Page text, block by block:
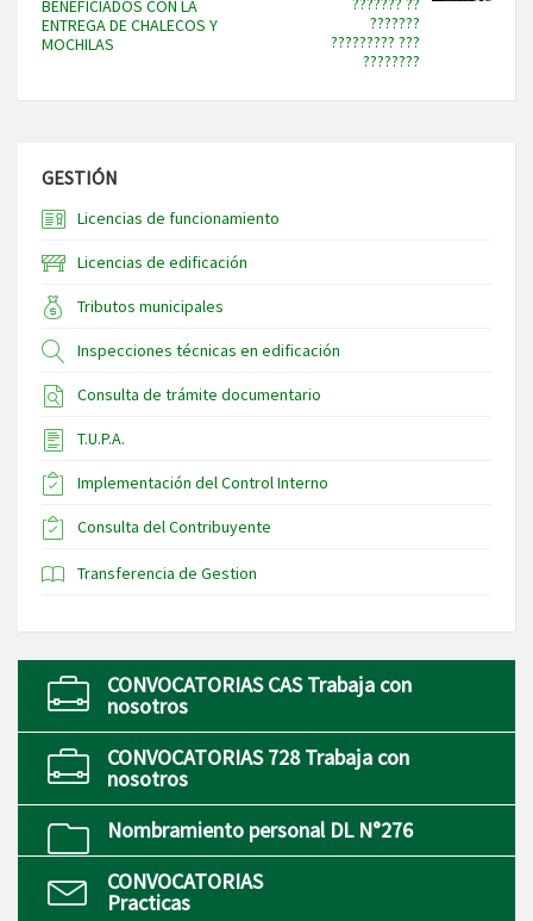
BENEFICIADOS CON LA
ENTREGA DE CHALECOS Y
MOCHILAS
???????
????????? ???
????????
GESTIÓN
Licencias de funcionamiento
Licencias de edificación
Tributos municipales
Inspecciones técnicas en edificación
Consulta de trámite documentario
T.U.P.A.
Implementación del Control Interno
Consulta del Contribuyente
Transferencia de Gestion
CONVOCATORIAS CAS Trabaja con
nosotros
CONVOCATORIAS 728 Trabaja con
nosotros
Nombramiento personal DL N°276
CONVOCATORIAS
Practicas